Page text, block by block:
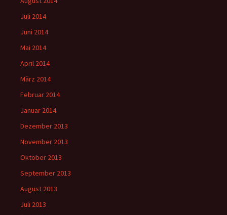
Juli 2014
Juni 2014
Mai 2014
April 2014
März 2014
Februar 2014
Januar 2014
Dezember 2013
November 2013
Oktober 2013
September 2013
August 2013
Juli 2013